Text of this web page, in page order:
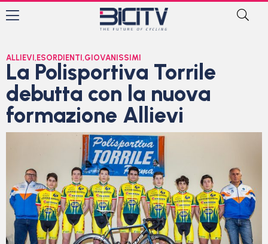
ALLIEVI , ESORDIENTI ,GIOVANISSIMI
La Polisportiva Torrile
debutta con la nuova
formazione Allievi